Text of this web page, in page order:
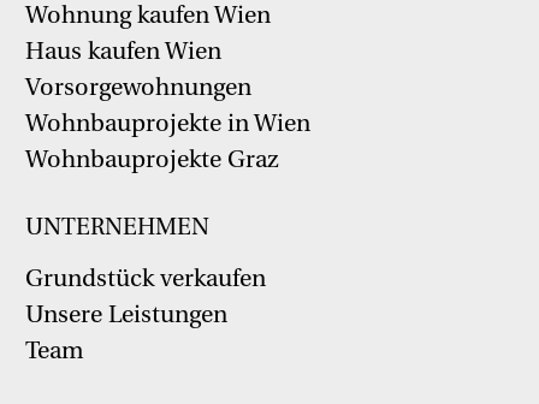
Wohnung kaufen Wien
Haus kaufen Wien
Vorsorgewohnungen
Wohnbauprojekte in Wien
Wohnbauprojekte Graz
UNTERNEHMEN
Grundstück verkaufen
Unsere Leistungen
Team